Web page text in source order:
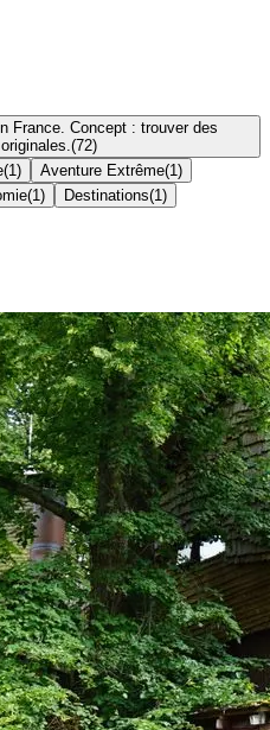
France. Concept : trouver des
(72)
(1 ) Aventure Extrême(1 )
(1 ) Destinations(1 )